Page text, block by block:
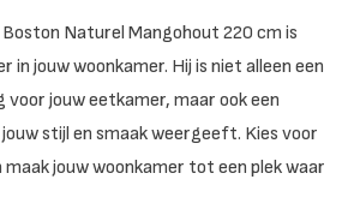
Naturel Mangohout 220 cm is
in jouw woonkamer. Hij is niet alleen een
voor jouw eetkamer, maar ook een
stijl en smaak weergeeft. Kies voor
jouw woonkamer tot een plek waar